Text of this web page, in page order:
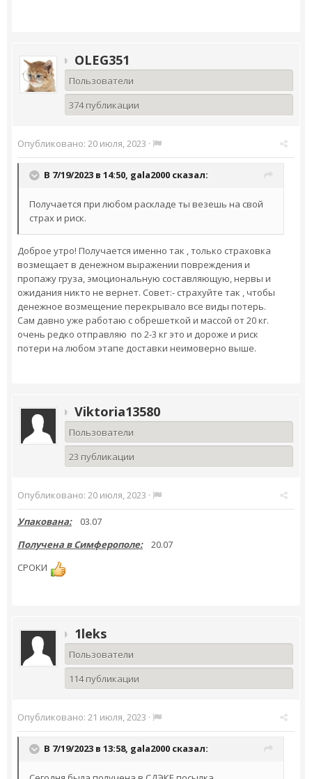
OLEG351
Пользователи
374 публикации
Опубликовано: 20 июля, 2023 ·
В 7/19/2023 в 14:50, gala2000 сказал:
Получается при любом раскладе ты везешь на свой
страх и риск.
Доброе утро! Получается именно так , только страховка
возмещает в денежном выражении повреждения и
пропажу груза, эмоциональную составляющую, нервы и
ожидания никто не вернет. Совет:- страхуйте так , чтобы
денежное возмещение перекрывало все виды потерь.
Сам давно уже работаю с обрешеткой и массой от 20 кг.
очень редко отправляю по 2-3 кг это и дороже и риск
потери на любом этапе доставки неимоверно выше.
Viktoria13580
Пользователи
23 публикации
Опубликовано: 20 июля, 2023 ·
Упакована:03.07
Получена в Симферополе:
20.07
СРОКИ
1leks
Пользователи
114 публикации
Опубликовано: 21 июля, 2023 ·
В 7/19/2023 в 13:58, gala2000 сказал: